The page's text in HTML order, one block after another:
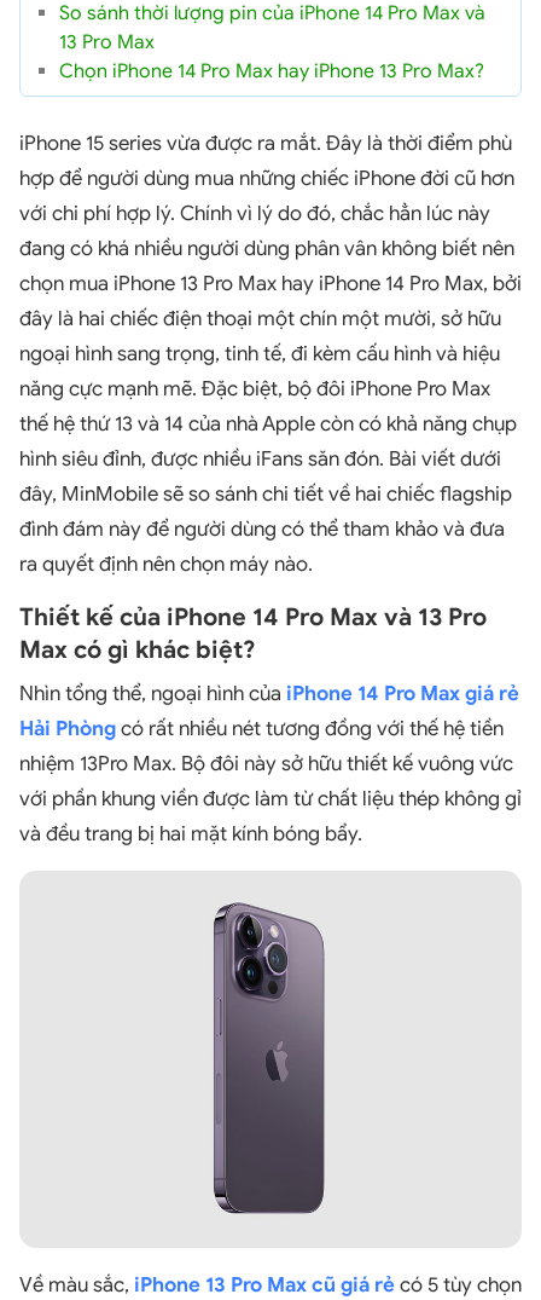
So sánh thời lượng pin của iPhone 14 Pro Max và
13 Pro Max
Chọn iPhone 14 Pro Max hay iPhone 13 Pro Max?
iPhone 15 series vừa được ra mắt. Đây là thời điểm phù
hợp để người dùng mua những chiếc iPhone đời cũ hơn
với chi phí hợp lý. Chính vì lý do đó, chắc hẳn lúc này
đang có khá nhiều người dùng phân vân không biết nên
chọn mua iPhone 13 Pro Max hay iPhone 14 Pro Max, bởi
đây là hai chiếc điện thoại một chín một mười, sở hữu
ngoại hình sang trọng, tinh tế, đi kèm cấu hình và hiệu
năng cực mạnh mẽ. Đặc biệt, bộ đôi iPhone Pro Max
thế hệ thứ 13 và 14 của nhà Apple còn có khả năng chụp
hình siêu đỉnh, được nhiều iFans săn đón. Bài viết dưới
đây, MinMobile sẽ so sánh chi tiết về hai chiếc flagship
đình đám này để người dùng có thể tham khảo và đưa
ra quyết định nên chọn máy nào.
Thiết kế của iPhone 14 Pro Max và 13 Pro
Max có gì khác biệt?
Nhìn tổng thể, ngoại hình của iPhone 14 Pro Max giá rẻ
Hải Phòngcó rất nhiều nét tương đồng với thế hệ tiền
nhiệm 13Pro Max. Bộ đôi này sở hữu thiết kế vuông vức
với phần khung viền được làm từ chất liệu thép không gỉ
và đều trang bị hai mặt kính bóng bẩy.
Về màu sắc, iPhone 13 Pro Max cũ giá rẻcó 5 tùy chọn